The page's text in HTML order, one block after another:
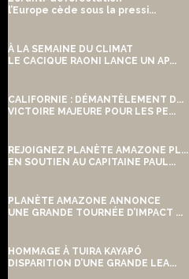
l’Europe cède sous la pressi...
À LA SEMAINE DU CLIMAT
LE CACIQUE RAONI LANCE UN AP...
CALIFORNIE : DÉMANTÈLEMENT D...
VICTOIRE MAJEURE POUR LES PE...
REJOIGNEZ PLANÈTE AMAZONE PL...
EN SOUTIEN AU CAPITAINE PAUL...
PLANÈTE AMAZONE ANNONCE
UNE GRANDE TOURNÉE D’IMPACT ...
HOMMAGE À TUIRA KAYAPÓ
DISPARITION D’UNE GRANDE LEA...